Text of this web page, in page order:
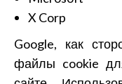
X Corp
Google, как
файлы cookie